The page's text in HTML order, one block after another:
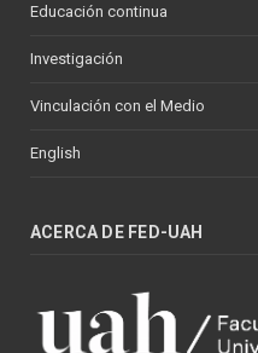
Educación continua
Investigación
Vinculación con el Medio
English
ACERCA DE FED-UAH